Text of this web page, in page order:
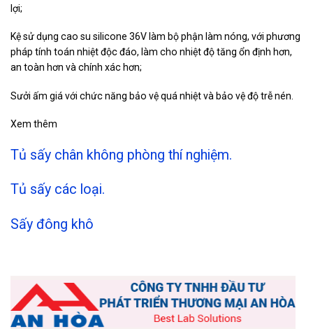
lợi;
Kệ sử dụng cao su silicone 36V làm bộ phận làm nóng, với phương
pháp tính toán nhiệt độc đáo, làm cho nhiệt độ tăng ổn định hơn,
an toàn hơn và chính xác hơn;
Sưởi ấm giá với chức năng bảo vệ quá nhiệt và bảo vệ độ trễ nén.
Xem thêm
Tủ sấy chân không phòng thí nghiệm.
Tủ sấy các loại.
Sấy đông khô